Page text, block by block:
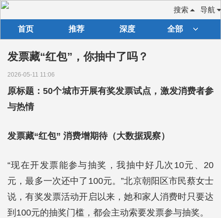
导航
搜索
首页 推荐 深度 全部
发票藏“红包”，你抽中了吗？
2026-05-11 11:06
原标题：50个城市开展有奖发票试点，激发消费者参
与热情
发票藏“红包” 消费增期待（大数据观察）
“现在开发票能参与抽奖，我抽中好几次10元、20
元，最多一次还中了100元。”北京朝阳区市民蔡女士
说，有奖发票活动开启以来，她和家人消费时只要达
到100元的抽奖门槛，都会主动索要发票参与抽奖。